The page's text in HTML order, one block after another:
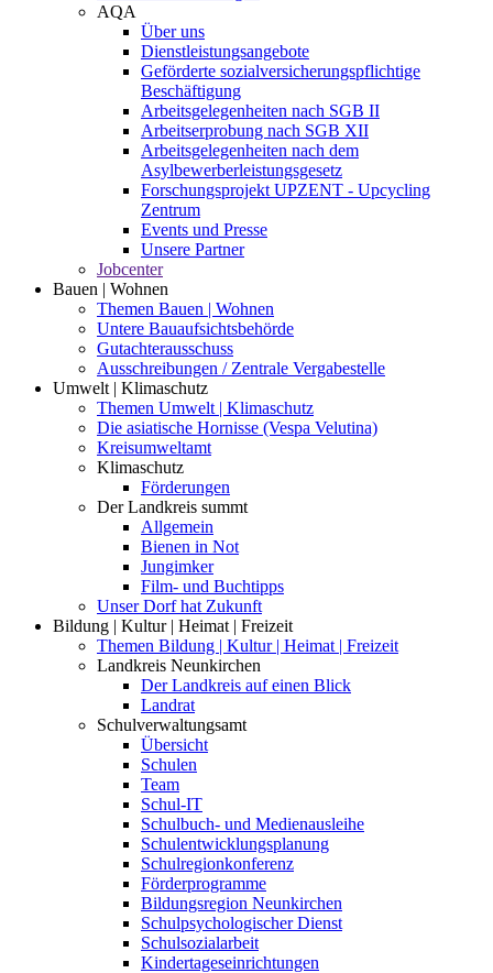
AQA
Über uns
Dienstleistungsangebote
Geförderte sozialversicherungspflichtige
Beschäftigung
Arbeitsgelegenheiten nach SGB II
Arbeitserprobung nach SGB XII
Arbeitsgelegenheiten nach dem
Asylbewerberleistungsgesetz
Forschungsprojekt UPZENT - Upcycling
Zentrum
Events und Presse
Unsere Partner
Jobcenter
Bauen | Wohnen
Themen Bauen | Wohnen
Untere Bauaufsichtsbehörde
Gutachterausschuss
Ausschreibungen / Zentrale Vergabestelle
Umwelt | Klimaschutz
Themen Umwelt | Klimaschutz
Die asiatische Hornisse (Vespa Velutina)
Kreisumweltamt
Klimaschutz
Förderungen
Der Landkreis summt
Allgemein
Bienen in Not
Jungimker
Film- und Buchtipps
Unser Dorf hat Zukunft
Bildung | Kultur | Heimat | Freizeit
Themen Bildung | Kultur | Heimat | Freizeit
Landkreis Neunkirchen
Der Landkreis auf einen Blick
Landrat
Schulverwaltungsamt
Übersicht
Schulen
Team
Schul-IT
Schulbuch- und Medienausleihe
Schulentwicklungsplanung
Schulregionkonferenz
Förderprogramme
Bildungsregion Neunkirchen
Schulpsychologischer Dienst
Schulsozialarbeit
Kindertageseinrichtungen